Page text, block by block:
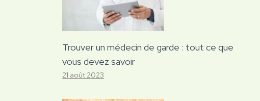
Trouver un médecin de garde : tout ce que
vous devez savoir
21 août 2023